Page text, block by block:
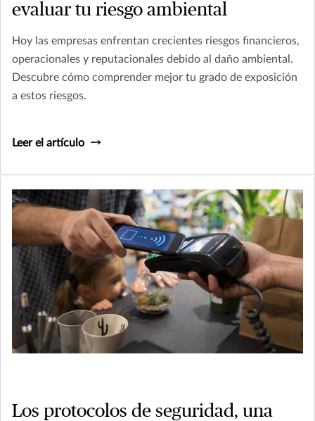
evaluar tu riesgo ambiental
Hoy las empresas enfrentan crecientes riesgos financieros,
operacionales y reputacionales debido al daño ambiental.
Descubre cómo comprender mejor tu grado de exposición
a estos riesgos.
Leer el artículo
Los protocolos de seguridad, una